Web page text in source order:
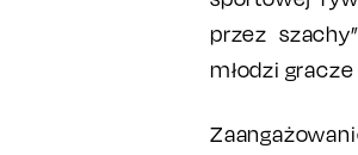
przez
młodzi